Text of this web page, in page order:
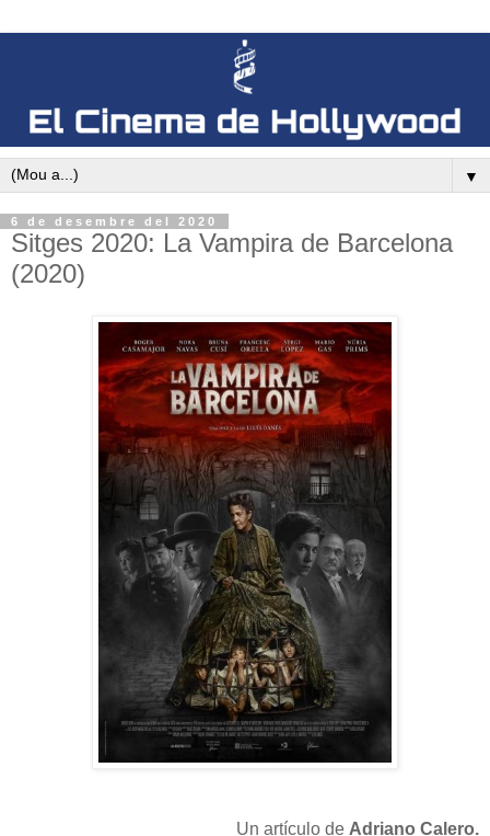
▼
6 de desembre del 2020
Sitges 2020: La Vampira de Barcelona
(2020)
Un artículo de Adriano Calero.